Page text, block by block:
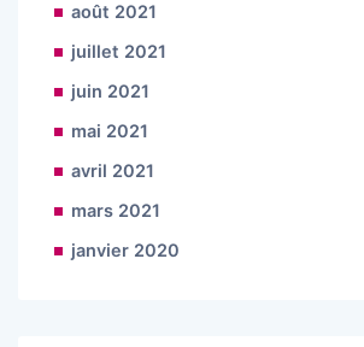
août 2021
juillet 2021
juin 2021
mai 2021
avril 2021
mars 2021
janvier 2020